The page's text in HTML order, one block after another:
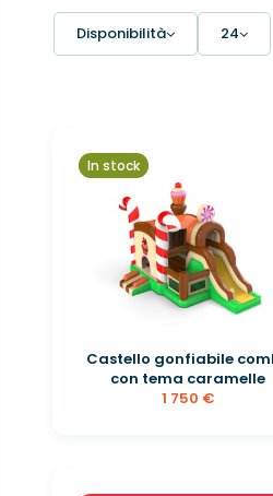
Disponibilità 24
In stock
Castello gonfiabile
con tema caramelle
1 750 €